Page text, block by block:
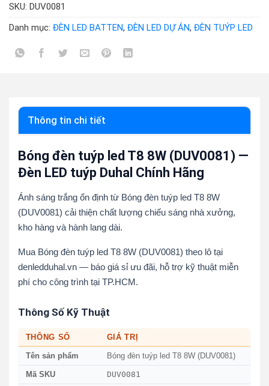
SKU: DUV0081
Danh mục: ĐÈN LED BATTEN, ĐÈN LED DỰ ÁN, ĐÈN TUÝP LED
Thông tin chi tiết
Bóng đèn tuýp led T8 8W (DUV0081) —
Đèn LED tuýp Duhal Chính Hãng
Ánh sáng trắng ổn định từ Bóng đèn tuýp led T8 8W
(DUV0081) cải thiện chất lượng chiếu sáng nhà xưởng,
kho hàng và hành lang dài.
Mua Bóng đèn tuýp led T8 8W (DUV0081) theo lô tại
denledduhal.vn — báo giá sỉ ưu đãi, hỗ trợ kỹ thuật miễn
phí cho công trình tại TP.HCM.
Thông Số Kỹ Thuật
THÔNG SỐ GIÁ TRỊ
Tên sản phẩm Bóng đèn tuýp led T8 8W (DUV0081)
Mã SKU DUV0081